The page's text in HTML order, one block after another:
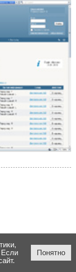
Если
Понятно